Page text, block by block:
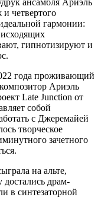
четвертого
гармонии:
гипнотизируют и
года проживающий
Ариэль
Late Junction от
собой
с Джеремайей
творческое
зачетного
на альте,
драм-
в синтезаторной